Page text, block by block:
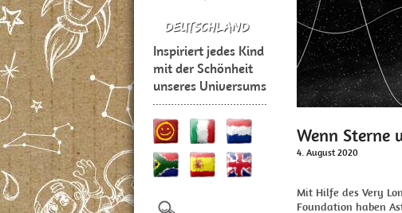
Inspiriert jedes Kind
mit der Schönheit
unseres Universums
Wenn Sterne
4. August 2020
Mit Hilfe des Very
Foundation haben